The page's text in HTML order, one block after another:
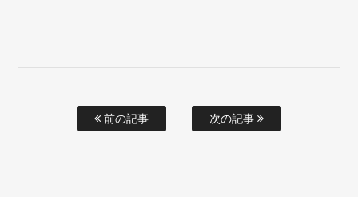
前の記事 次の記事